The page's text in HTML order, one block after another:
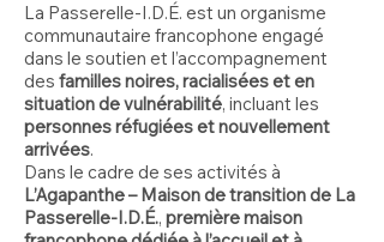
La Passerelle-I.D.É. est un organisme
communautaire francophone engagé
dans le soutien et l’accompagnement
des familles noires, racialisées et en
situation de vulnérabilité, incluant les
personnes réfugiées et nouvellement
arrivées.
Dans le cadre de ses activités à
L’Agapanthe – Maison de transition de La
Passerelle-I.D.É., première maison